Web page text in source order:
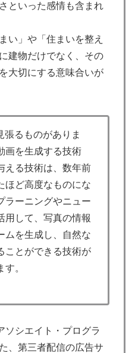
といった感情も含まれ
い」や「住まいを整え
建物だけでなく、その
大切にする意味合いが
張るものがありま
画を生成する技術
える技術は、数年前
ほど高度なものにな
ラーニングやニュー
用して、写真の情報
ムを生成し、自然な
ことができる技術が
。
シエイト・プログラ
、第三者配信の広告サ